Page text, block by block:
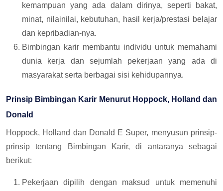
kemampuan yang ada dalam dirinya, seperti bakat,
minat, nilainilai, kebutuhan, hasil kerja/prestasi belajar
dan kepribadian-nya.
Bimbingan karir membantu individu untuk memahami
dunia kerja dan sejumlah pekerjaan yang ada di
masyarakat serta berbagai sisi kehidupannya.
Prinsip Bimbingan Karir Menurut Hoppock, Holland dan
Donald
Hoppock, Holland dan Donald E Super, menyusun prinsip-
prinsip tentang Bimbingan Karir, di antaranya sebagai
berikut:
Pekerjaan dipilih dengan maksud untuk memenuhi